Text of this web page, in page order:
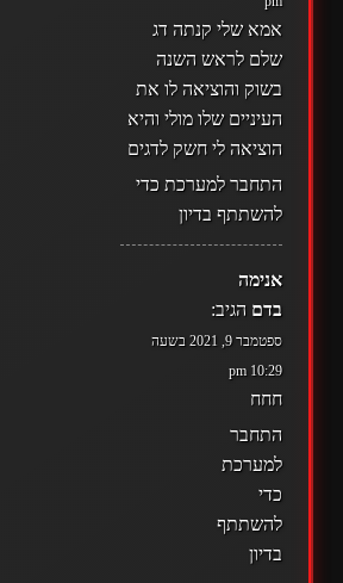
אמא שלי קנתה דג
שלם לראש השנה
בשוק והוציאה לו את
העיניים שלו מולי והיא
הוציאה לי חשק לדגים
התחבר למערכת כדי
להשתתף בדיון
אנימה
בדם הגיב:
ספטמבר 9, 2021 בשעה
10:29 pm
חחח
התחבר
למערכת
כדי
להשתתף
בדיון